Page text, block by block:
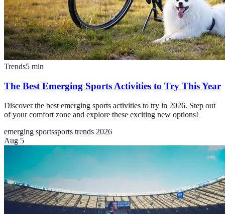
Trends5 min
The Best Emerging Sports Activities to Try This Year
Discover the best emerging sports activities to try in 2026. Step out
of your comfort zone and explore these exciting new options!
emerging sportssports trends 2026
Aug 5